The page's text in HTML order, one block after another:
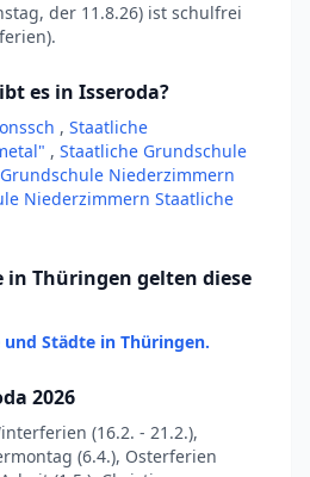
der 11.8.26) ist schulfrei
es in Isseroda?
, Staatliche
, Staatliche Grundschule
Niederzimmern
Niederzimmern Staatliche
in Thüringen gelten diese
Städte in Thüringen.
2026
(16.2. - 21.2.),
(6.4.), Osterferien